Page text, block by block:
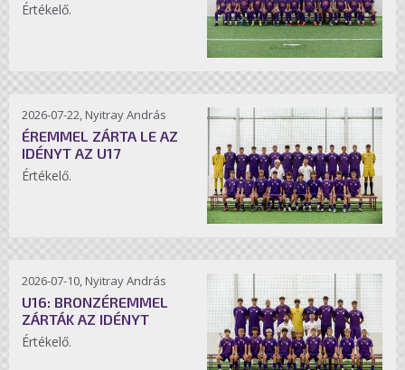
Értékelő.
2026-07-22, Nyitray András
ÉREMMEL ZÁRTA LE AZ
IDÉNYT AZ U17
Értékelő.
2026-07-10, Nyitray András
U16: BRONZÉREMMEL
ZÁRTÁK AZ IDÉNYT
Értékelő.